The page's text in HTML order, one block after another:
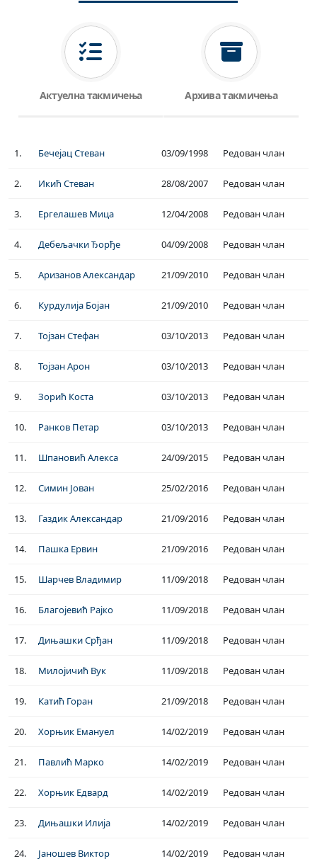
Актуелна такмичења Архива такмичења
1. Бечејац Стеван 03/09/1998 Редован члан
2. Икић Стеван 28/08/2007 Редован члан
3. Ергелашев Мица 12/04/2008 Редован члан
4. Дебељачки Ђорђе 04/09/2008 Редован члан
5. Аризанов Александар 21/09/2010 Редован члан
6. Курдулија Бојан 21/09/2010 Редован члан
7. Тојзан Стефан 03/10/2013 Редован члан
8. Тојзан Арон 03/10/2013 Редован члан
9. Зорић Коста 03/10/2013 Редован члан
10. Ранков Петар 03/10/2013 Редован члан
11. Шпановић Алекса 24/09/2015 Редован члан
12. Симин Јован 25/02/2016 Редован члан
13. Газдик Александар 21/09/2016 Редован члан
14. Пашка Ервин 21/09/2016 Редован члан
15. Шарчев Владимир 11/09/2018 Редован члан
16. Благојевић Рајко 11/09/2018 Редован члан
17. Дињашки Срђан 11/09/2018 Редован члан
18. Милојичић Вук 11/09/2018 Редован члан
19. Катић Горан 21/09/2018 Редован члан
20. Хорњик Емануел 14/02/2019 Редован члан
21. Павлић Марко 14/02/2019 Редован члан
22. Хорњик Едвард 14/02/2019 Редован члан
23. Дињашки Илија 14/02/2019 Редован члан
24. Јаношев Виктор 14/02/2019 Редован члан